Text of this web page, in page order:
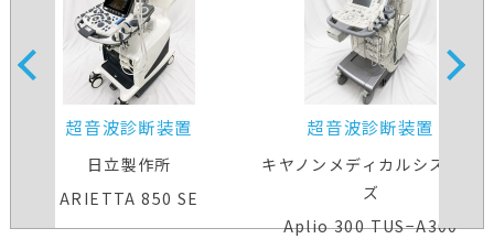
超音波診断装置
日立製作所
ARIETTA 850 SE
超音波診断装置
キヤノンメディカルシステム
ズ
Aplio 300 TUS−A300